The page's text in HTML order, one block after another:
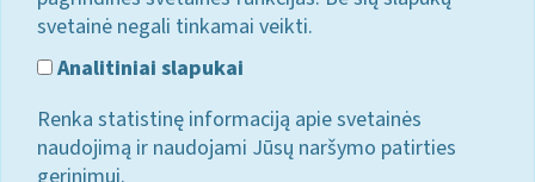
svetainė negali tinkamai veikti.
Analitiniai slapukai
Renka statistinę informaciją apie svetainės
naudojimą ir naudojami Jūsų naršymo patirties